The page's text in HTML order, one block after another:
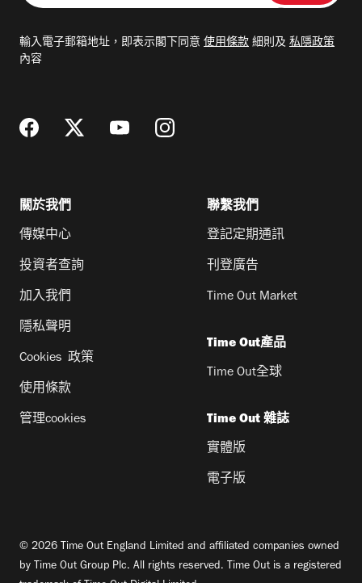
郵
輸入電子郵箱地址，即表示閣下同意 使用條款 細則及 私隱政策
內容
關於我們
傳媒中心
投資者查詢
加入我們
隱私聲明
Cookies 政策
使用條款
管理cookies
聯繫我們
登記定期通訊
刊登廣告
Time Out Market
Time Out產品
Time Out全球
Time Out 雜誌
實體版
電子版
© 2026 Time Out England Limited and affiliated companies owned
by Time Out Group Plc. All rights reserved. Time Out is a registered